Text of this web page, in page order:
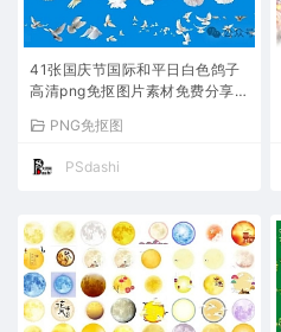
41张国庆节国际和平日白色鸽子
高清png免抠图片素材免费分享下
计PS大师网贴纸装饰放飞贴画信
鸽鸟群图
PNG免抠图
PSdashi